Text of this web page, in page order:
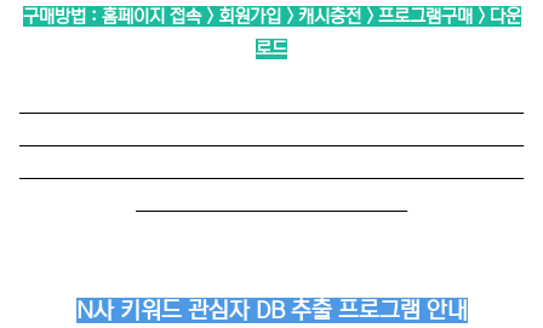
구매방법 : 홈페이지 접속 > 회원가입 > 캐시충전 > 프로그램구매 > 다운
로드
──────────────────────────
──────────────────────────
──────────────────────────
──────────────
N사 키워드 관심자 DB 추출 프로그램 안내